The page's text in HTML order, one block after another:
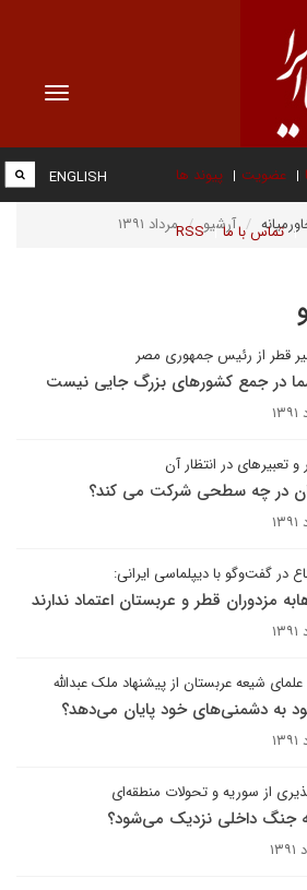
Toggle
عضویت پیوند ها
تماس با ما RSS
ENGLISH
آرشیو مرداد ۱۳۹۱
قطر از رئیس جمهوری مصر
در جمع کشورهای بزرگ جایی نیست
تعبیرهای در انتظار آن
در چه سطحی شرکت می کند؟
در گفت‌وگو با دیپلماسی ایرانی:
مزدوران قطر و عربستان اعتماد ندارند
علمای شیعه عربستان از پیشنهاد ملک عبدالله
به دشمنی‌های خود پایان می‌دهد؟
از سوریه و تحولات منطقه‌ای
جنگ داخلی نزدیک می‌شود؟